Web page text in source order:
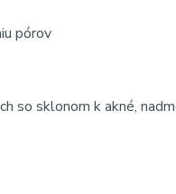
pórov
so sklonom k akné,